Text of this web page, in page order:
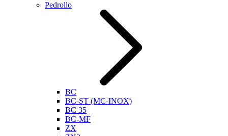
Pedrollo
BC
BC-ST (MC-INOX)
BC 35
BC-MF
ZX